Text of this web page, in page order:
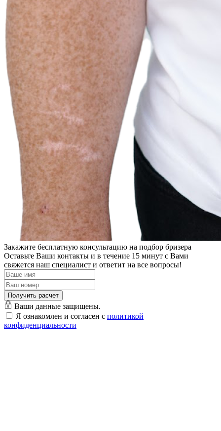
Закажите бесплатную консультацию на подбор бризера
Оставьте Ваши контакты и в течение 15 минут с Вами
свяжется наш специалист и ответит на все вопросы!
Ваши данные защищены.
Я ознакомлен и согласен с политикой
конфиденциальности